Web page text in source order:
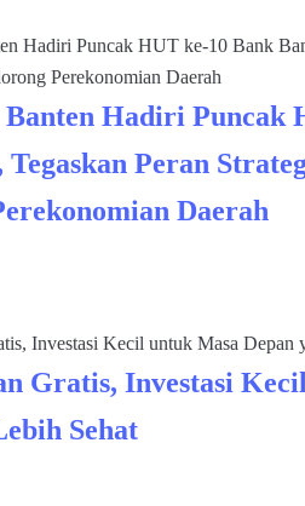
Hadiri Puncak
Peran
Daerah
Gratis, Investasi
Sehat